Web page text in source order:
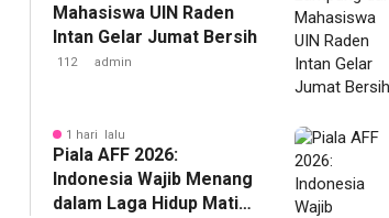
Mahasiswa UIN Raden
Intan Gelar Jumat Bersih
112 admin
1 hari lalu
Piala AFF 2026:
Indonesia Wajib Menang
dalam Laga Hidup Mati